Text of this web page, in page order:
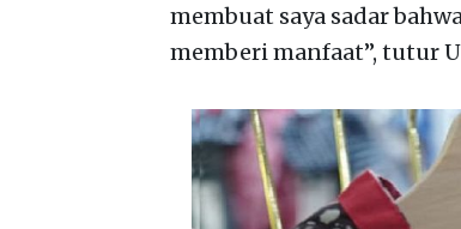
membuat saya sadar
memberi manfaat”, tutur